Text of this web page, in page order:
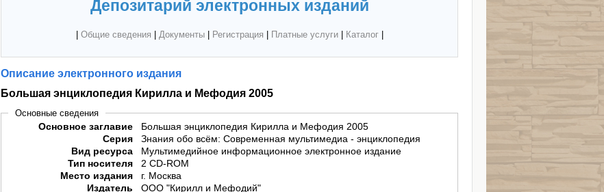
Депозитарий электронных изданий
Общие сведения Документы| Регистрация Платные услуги| Каталог|
Описание электронного издания
Большая энциклопедия Кирилла и Мефодия 2005
Основные сведения
Основное заглавие
Большая энциклопедия Кирилла и Мефодия 2005
Серия
Знания обо всём: Современная мультимедиа - энциклопедия
Вид ресурса
Мультимедийное информационное электронное издание
Тип носителя
2 CD-ROM
Место издания
г. Москва
Издатель
ООО "Кирилл и Мефодий"